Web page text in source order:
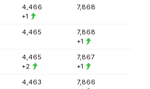
4,466
+1
7,868
4,465
7,868
+1
4,465
+2
7,867
+1
4,463
7,866